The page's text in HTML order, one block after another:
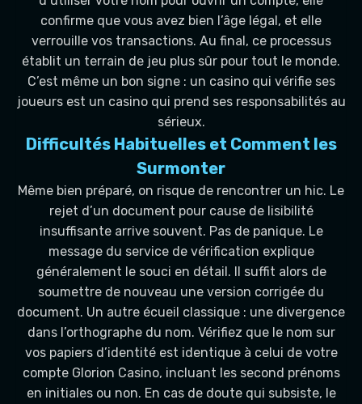
confirme que vous avez bien l’âge légal, et elle
verrouille vos transactions. Au final, ce processus
établit un terrain de jeu plus sûr pour tout le monde.
C’est même un bon signe : un casino qui vérifie ses
joueurs est un casino qui prend ses responsabilités au
sérieux.
Difficultés Habituelles et Comment les
Surmonter
Même bien préparé, on risque de rencontrer un hic. Le
rejet d’un document pour cause de lisibilité
insuffisante arrive souvent. Pas de panique. Le
message du service de vérification explique
généralement le souci en détail. Il suffit alors de
soumettre de nouveau une version corrigée du
document. Un autre écueil classique : une divergence
dans l’orthographe du nom. Vérifiez que le nom sur
vos papiers d’identité est identique à celui de votre
compte Glorion Casino, incluant les second prénoms
en initiales ou non. En cas de doute qui subsiste, le